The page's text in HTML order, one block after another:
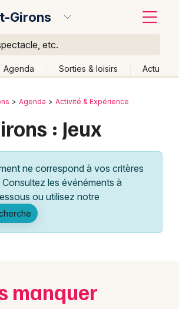
Girons
etc.
Agenda Sorties & loisirs Actu
Agenda Activité & Expérience
: Jeux
ne correspond à vos critères
les événéments à
ou utilisez notre
manquer
moi Changer de lieu
Ce week-end